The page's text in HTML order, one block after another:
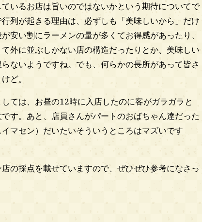
いるお店は旨いのではないかという期待についてで
列が起きる理由は、必ずしも「美味しいから」だけ
安い割にラーメンの量が多くてお得感があったり、
外に並ぶしかない店の構造だったりとか、美味しい
ないようですね。でも、何らかの長所があって皆さ
ど。
ては、お昼の12時に入店したのに客がガラガラと
す。あと、店員さんがパートのおばちゃん達だった
マセン）だいたいそういうところはマズいです
の採点を載せていますので、ぜひぜひ参考になさっ